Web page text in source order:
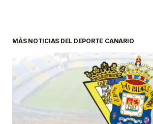
MÁS NOTICIAS DEL DEPORTE CANARIO